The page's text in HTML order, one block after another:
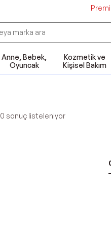
Anne, Bebek,
Oyuncak
Kozmetik ve
Kişisel Bakım
0 sonuç listeleniyor